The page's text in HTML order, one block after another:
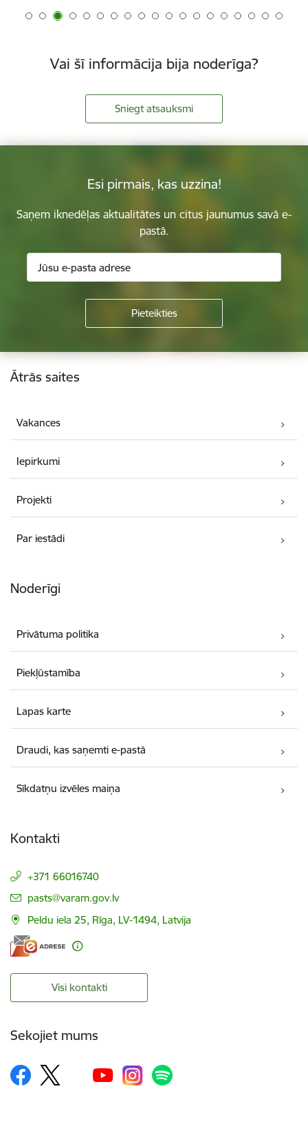
Vai šī informācija bija noderīga?
Sniegt atsauksmi
Esi pirmais, kas uzzina!
Saņem iknedēļas aktualitātes un citus jaunumus savā e-
pastā.
Kājene
Ātrās saites
Vakances
Iepirkumi
Projekti
Par iestādi
Noderīgi
Privātuma politika
Piekļūstamība
Lapas karte
Draudi, kas saņemti e-pastā
Sīkdatņu izvēles maiņa
Kontakti
+371 66016740
E-pasts:
pasts@varam.gov.lv
Peldu iela 25, Rīga, LV-1494, Latvija
Visi kontakti
Sekojiet mums